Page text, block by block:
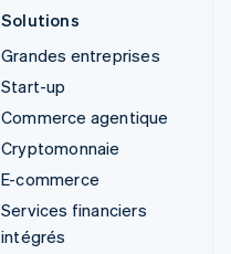
Solutions
Grandes entreprises
Start-up
Commerce agentique
Cryptomonnaie
E-commerce
Services financiers
intégrés